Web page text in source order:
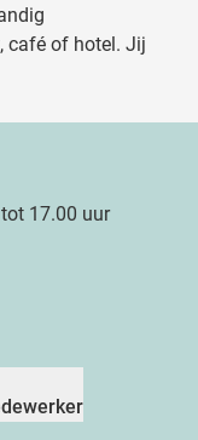
café of hotel. Jij
17.00 uur